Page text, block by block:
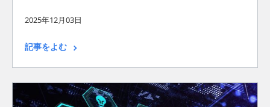
2025年12月03日
記事をよむ